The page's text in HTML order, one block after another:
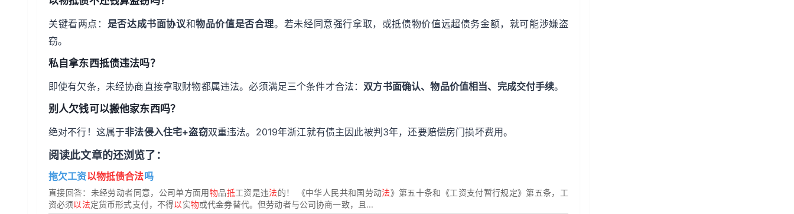
关键看两点： 是否达成书面协议和物品价值是否合理。若未经同意强行拿取，或抵债物价值远超债务金额，就可能涉嫌盗
窃。
私自拿东西抵债违法吗？
即使有欠条，未经协商直接拿取财物都属违法。必须满足三个条件才合法： 双方书面确认、物品价值相当、完成交付手续。
别人欠钱可以搬他家东西吗？
绝对不行！这属于非法侵入住宅+盗窃双重违法。2019年浙江就有债主因此被判3年，还要赔偿房门损坏费用。
阅读此文章的还浏览了：
拖欠工资以物抵债合法吗
直接回答：未经劳动者同意，公司单方面用物品抵工资是违法的！ 《中华人民共和国劳动法》第五十条和《工资支付暂行规定》第五条，工
资必须以法定货币形式支付，不得以 实物或代金券替代。但劳动者与公司协商一致，且...